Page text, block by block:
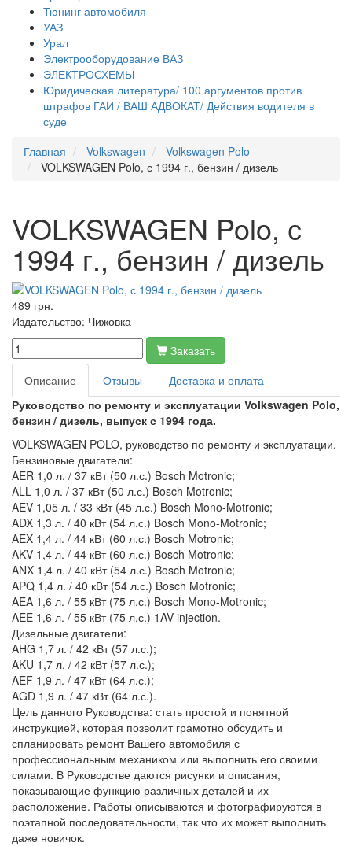
Тюнинг автомобиля
УАЗ
Урал
Электрооборудование ВАЗ
ЭЛЕКТРОСХЕМЫ
Юридическая литература/ 100 аргументов против
штрафов ГАИ / ВАШ АДВОКАТ/ Действия водителя в
суде
Главная
Volkswagen
Volkswagen Polo
VOLKSWAGEN Polo, с 1994 г., бензин / дизель
VOLKSWAGEN Polo, с
1994 г., бензин / дизель
489 грн.
Издательство: Чижовка
Заказать
Описание
Отзывы
Доставка и оплата
Руководство по ремонту и эксплуатации Volkswagen Polo,
бензин / дизель, выпуск с 1994 года.
VOLKSWAGEN POLO, руководство по ремонту и эксплуатации.
Бензиновые двигатели:
AER 1,0 л. / 37 кВт (50 л.с.) Bosch Motronic;
ALL 1,0 л. / 37 кВт (50 л.с.) Bosch Motronic;
AEV 1,05 л. / 33 кВт (45 л.с.) Bosch Mono-Motronic;
ADX 1,3 л. / 40 кВт (54 л.с.) Bosch Mono-Motronic;
AEX 1,4 л. / 44 кВт (60 л.с.) Bosch Motronic;
AKV 1,4 л. / 44 кВт (60 л.с.) Bosch Motronic;
ANX 1,4 л. / 40 кВт (54 л.с.) Bosch Motronic;
APQ 1,4 л. / 40 кВт (54 л.с.) Bosch Motronic;
AEA 1,6 л. / 55 кВт (75 л.с.) Bosch Mono-Motronic;
AEE 1,6 л. / 55 кВт (75 л.с.) 1AV injection.
Дизельные двигатели:
AHG 1,7 л. / 42 кВт (57 л.с.);
AKU 1,7 л. / 42 кВт (57 л.с.);
AEF 1,9 л. / 47 кВт (64 л.с.);
AGD 1,9 л. / 47 кВт (64 л.с.).
Цель данного Руководства: стать простой и понятной
инструкцией, которая позволит грамотно обсудить и
спланировать ремонт Вашего автомобиля с
профессиональным механиком или выполнить его своими
силами. В Руководстве даются рисунки и описания,
показывающие функцию различных деталей и их
расположение. Работы описываются и фотографируются в
поэтапной последовательности, так что их может выполнить
даже новичок.